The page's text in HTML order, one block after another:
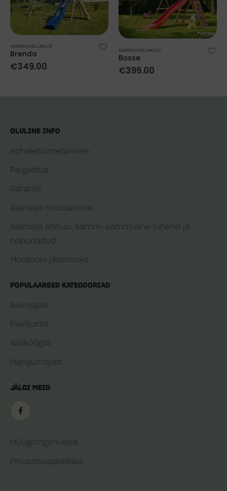
MÄNGUVÄLJAKUD
Brenda
€349.00
MÄNGUVÄLJAKUD
Bosse
€399.00
OLULINE INFO
Kohaletoimetamine
Paigaldus
Garantii
Aiamaja hooldamine
Aiamaja ehitus: samm-sammuline juhend ja
näpunäited
Montonio järelmaks
POPULAARSED KATEGOORIAD
Aiamajad
Paviljonid
Väliköögid
Mängumajad
JÄLGI MEID
Müügitingimused
Privaatsuspoliitika